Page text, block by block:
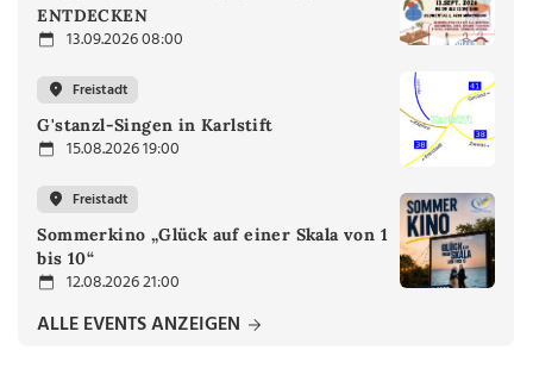
ENTDECKEN
13.09.2026 08:00
Freistadt
G'stanzl-Singen in Karlstift
15.08.2026 19:00
Freistadt
Sommerkino „Glück auf einer Skala von 1
bis 10“
12.08.2026 21:00
ALLE EVENTS ANZEIGEN